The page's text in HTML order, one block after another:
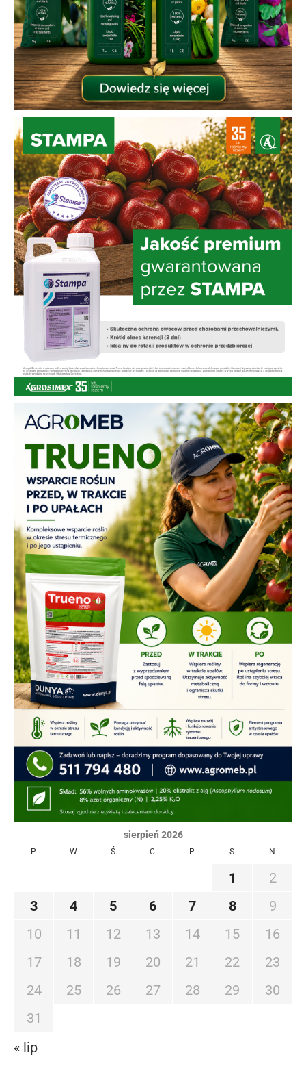
sierpień 2026
P W Ś C P S N
1
2
3
4 5 6 7 8
9
10
11 12 13 14 15
16
17
18 19 20 21 22
23
24
25 26 27 28 29
30
31
« lip